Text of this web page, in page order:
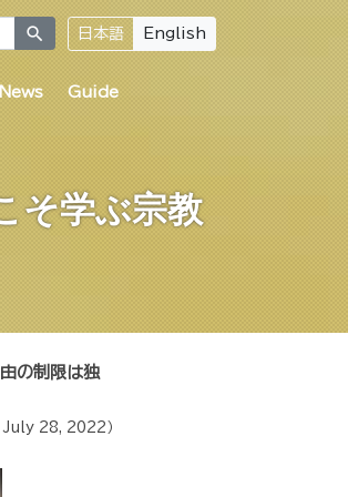
search 日本語 English
News Guide
そ学ぶ宗教
の制限は独
July 28, 2022 ）